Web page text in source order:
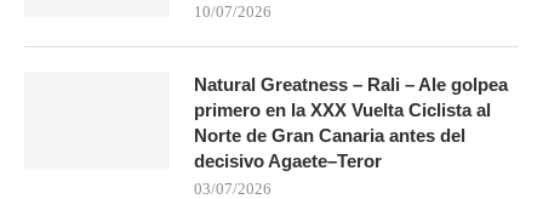
10/07/2026
Natural Greatness – Rali – Ale golpea
primero en la XXX Vuelta Ciclista al
Norte de Gran Canaria antes del
decisivo Agaete–Teror
03/07/2026